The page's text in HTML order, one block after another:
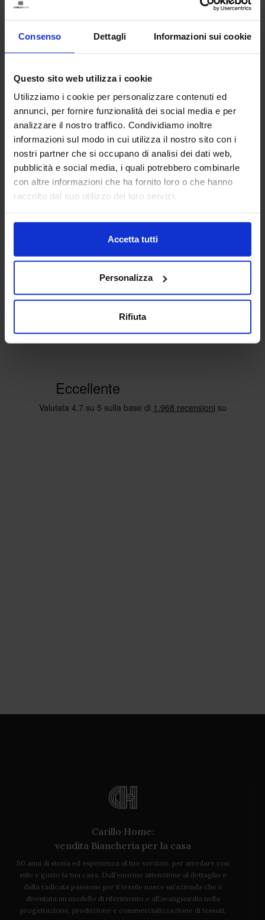
Consenso Dettagli Informazioni sui cookie
Questo sito web utilizza i cookie
Utilizziamo i cookie per personalizzare contenuti ed
annunci, per fornire funzionalità dei social media e per
analizzare il nostro traffico. Condividiamo inoltre
informazioni sul modo in cui utilizza il nostro sito con i
nostri partner che si occupano di analisi dei dati web,
pubblicità e social media, i quali potrebbero combinarle
con altre informazioni che ha fornito loro o che hanno
raccolto dal suo utilizzo dei loro servizi.
Accetta tutti
Personalizza
Rifiuta
Reever
Completo Letto In Raso 300 fili Charme
149,90 € Da 127,00 €
Carillo Home:
vendita Biancheria per la casa
50 anni di storia ed esperienza al tuo servizio, per arredare con
stile e gusto la tua casa. Dall’enorme attenzione al dettaglio e
dalla radicata passione per il tessile nasce un’azienda che è
diventata un modello di riferimento e all’avanguardia nella
progettazione, produzione e commercializzazione di tessuti,